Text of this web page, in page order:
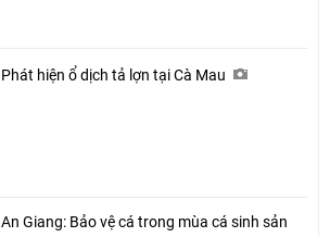
Phát hiện ổ dịch tả lợn tại Cà Mau
An Giang: Bảo vệ cá trong mùa cá sinh sản